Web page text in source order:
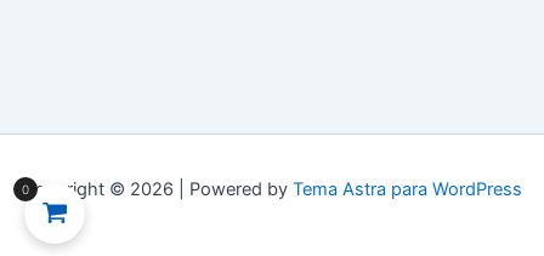
Copyright © 2026 | Powered by Tema Astra para WordPress
0